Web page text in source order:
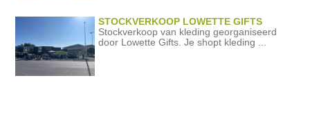
STOCKVERKOOP LOWETTE GIFTS
Stockverkoop van kleding georganiseerd
door Lowette Gifts. Je shopt kleding ...